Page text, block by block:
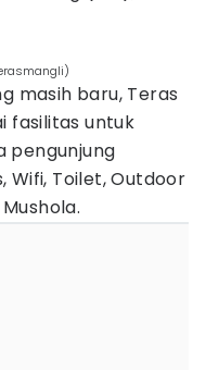
masih baru, Teras
fasilitas untuk
pengunjung
Wifi, Toilet, Outdoor